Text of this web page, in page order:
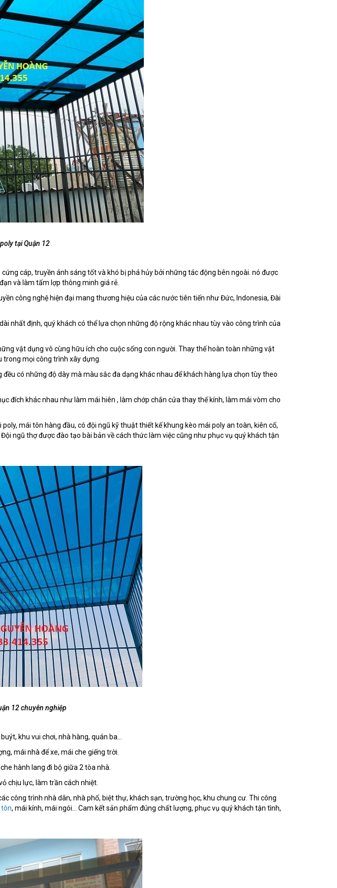
tại Quận 12
cáp, truyền ánh sáng tốt và khó bị phá hủy bởi những tác động bên ngoài. nó được
và làm tấm lợp thông minh giá rẻ.
công nghệ hiện đại mang thương hiệu của các nước tiên tiến như Đức, Indonesia, Đài
nhất định, quý khách có thể lựa chọn những độ rộng khác nhau tùy vào công trình của
vật dụng vô cùng hữu ích cho cuộc sống con người. Thay thế hoàn toàn những vật
trong mọi công trình xây dựng.
có những độ dày mà màu sắc đa dạng khác nhau để khách hàng lựa chọn tùy theo
đích khác nhau như làm mái hiên , làm chớp chắn cửa thay thế kính, làm mái vòm cho
mái tôn hàng đầu, có đội ngũ kỹ thuật thiết kế khung kèo mái poly an toàn, kiên cố,
ngũ thợ được đào tạo bài bản về cách thức làm việc cũng như phục vụ quý khách tận
12 chuyên nghiệp
khu vui chơi, nhà hàng, quán ba...
mái nhà để xe, mái che giếng trời.
hành lang đi bộ giữa 2 tòa nhà.
chịu lực, làm trần cách nhiệt.
công trình nhà dân, nhà phố, biệt thự, khách sạn, trường học, khu chung cư. Thi công
, mái kính, mái ngói... Cam kết sản phẩm đúng chất lượng, phục vụ quý khách tận tình,